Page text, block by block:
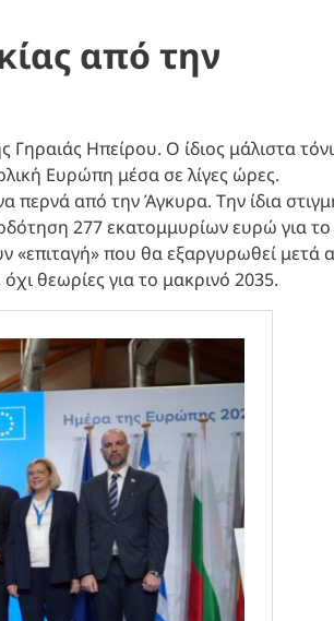
από την
Ηπείρου. Ο ίδιος μάλιστα
Ευρώπη μέσα σε λίγες ώρες.
περνά από την Άγκυρα. Την ίδια
277 εκατομμυρίων ευρώ για το
«επιταγή» που θα εξαργυρωθεί μετά
θεωρίες για το μακρινό 2035.